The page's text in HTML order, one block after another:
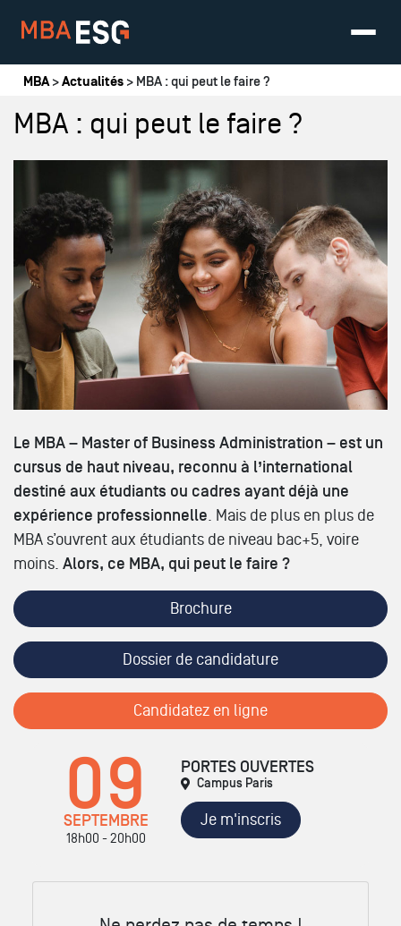
Vous êtes ici
MBA>Actualités > MBA : qui peut le faire ?
MBA : qui peut le faire ?
Le MBA – Master of Business Administration – est un
cursus de haut niveau, reconnu à l’international
destiné aux étudiants ou cadres ayant déjà une
expérience professionnelle. Mais de plus en plus de
MBA s’ouvrent aux étudiants de niveau bac+5, voire
moins. Alors, ce MBA, qui peut le faire ?
Brochure
Dossier de candidature
Candidatez en ligne
09
SEPTEMBRE
18h00 - 20h00
PORTES OUVERTES
Campus Paris
Je m'inscris